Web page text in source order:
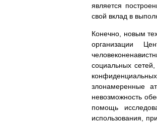
является
свой вклад в
Конечно, новым
организации
социальных
злонамеренные
невозможность
помощь
использования,